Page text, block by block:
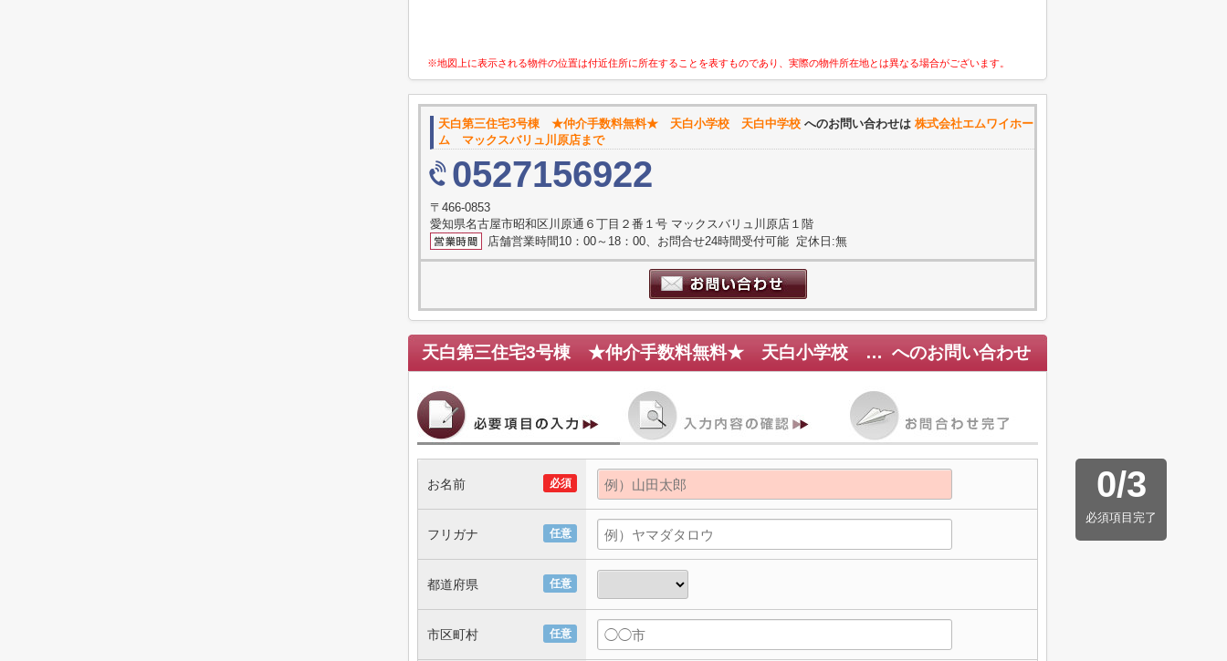
※地図上に表示される物件の位置は付近住所に所在することを表すものであり、実際の物件所在地とは異なる場合がございます。
天白第三住宅3号棟 ★仲介手数料無料★ 天白小学校 天白中学校 へのお問い合わせは 株式会社エムワイホー
ム マックスバリュ川原店まで
0527156922
〒466-0853
愛知県名古屋市昭和区川原通６丁目２番１号 マックスバリュ川原店１階
店舗営業時間10：00～18：00、お問合せ24時間受付可能 定休日:無
天白第三住宅3号棟 ★仲介手数料無料★ 天白小学校 天白中学校 へのお問い合わせ
0/3
必須項目完了
必須
お名前
任意
フリガナ
任意
都道府県
任意
市区町村